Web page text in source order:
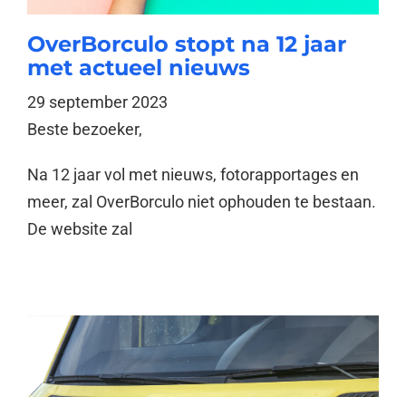
OverBorculo stopt na 12 jaar
met actueel nieuws
29 september 2023
Beste bezoeker,
Na 12 jaar vol met nieuws, fotorapportages en
meer, zal OverBorculo niet ophouden te bestaan.
De website zal